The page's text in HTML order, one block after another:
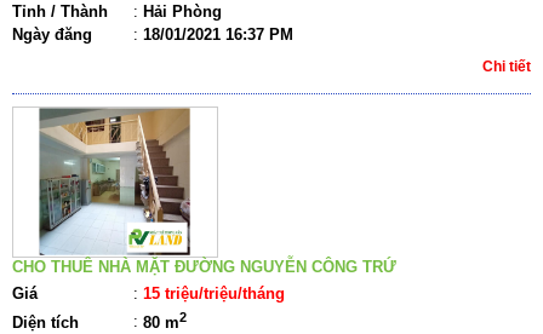
Tỉnh / Thành
: Hải Phòng
Ngày đăng
: 18/01/2021 16:37 PM
Chi tiết
CHO THUÊ NHÀ MẶT ĐƯỜNG NGUYỄN CÔNG TRỨ
Giá
: 15 triệu/triệu/tháng
Diện tích
: 80 m2